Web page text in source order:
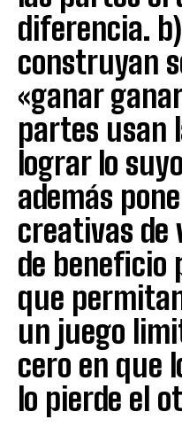
diferencia.
construyan
«ganar
partes usan
lograr lo
además
creativas de
de beneficio
que
un juego
cero en que
lo pierde el